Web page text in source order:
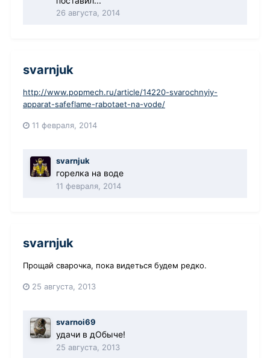
26 августа, 2014
svarnjuk
http://www.popmech.ru/article/14220-svarochnyiy-
apparat-safeflame-rabotaet-na-vode/
11 февраля, 2014
svarnjuk
горелка на воде
11 февраля, 2014
svarnjuk
Прощай сварочка, пока видеться будем редко.
25 августа, 2013
svarnoi69
удачи в дОбыче!
25 августа, 2013